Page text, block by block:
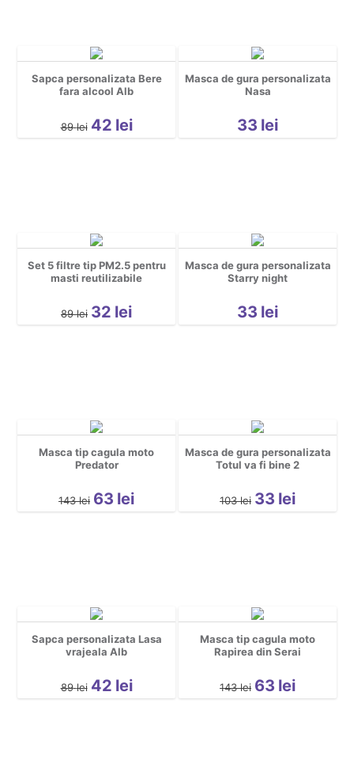
Sapca personalizata Bere
fara alcool Alb
89 lei 42 lei
Masca de gura personalizata
Nasa
33 lei
Set 5 filtre tip PM2.5 pentru
masti reutilizabile
89 lei 32 lei
Masca de gura personalizata
Starry night
33 lei
Masca tip cagula moto
Predator
143 lei 63 lei
Masca de gura personalizata
Totul va fi bine 2
103 lei 33 lei
Sapca personalizata Lasa
vrajeala Alb
89 lei 42 lei
Masca tip cagula moto
Rapirea din Serai
143 lei 63 lei